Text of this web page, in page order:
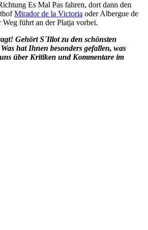
Es Mal Pas fahren, dort dann den
Mirador de la Victoria oder Albergue de
führt an der Platja vorbei.
Gehört S´Illot zu den schönsten
hat Ihnen besonders gefallen, was
über Kritiken und Kommentare im